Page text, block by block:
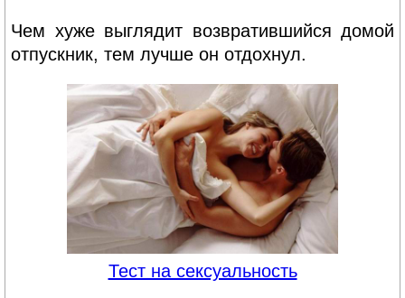
Чем хуже выглядит возвратившийся домой
отпускник, тем лучше он отдохнул.
Тест на сексуальность